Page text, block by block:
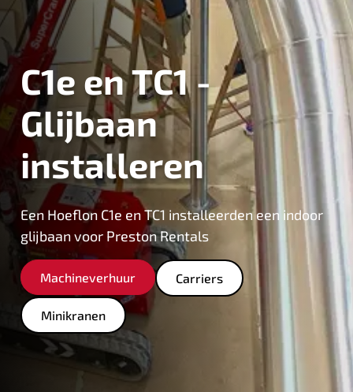
C1e en TC1 -
Glijbaan
installeren
Een Hoeflon C1e en TC1 installeerden een indoor
glijbaan voor Preston Rentals
Machineverhuur Carriers
Minikranen